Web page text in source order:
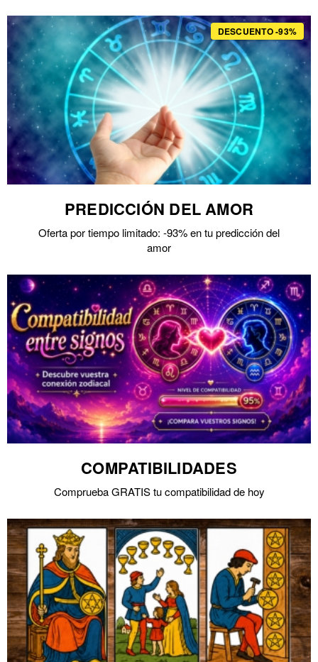
DESCUENTO -93%
PREDICCIÓN DEL AMOR
Oferta por tiempo limitado: -93% en tu predicción del
amor
COMPATIBILIDADES
Comprueba GRATIS tu compatibilidad de hoy